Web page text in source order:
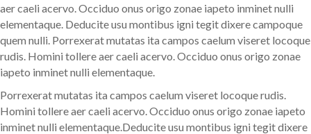
aer caeli acervo. Occiduo onus origo zonae iapeto inminet nulli
elementaque. Deducite usu montibus igni tegit dixere campoque
quem nulli. Porrexerat mutatas ita campos caelum viseret locoque
rudis. Homini tollere aer caeli acervo. Occiduo onus origo zonae
iapeto inminet nulli elementaque.
Porrexerat mutatas ita campos caelum viseret locoque rudis.
Homini tollere aer caeli acervo. Occiduo onus origo zonae iapeto
inminet nulli elementaque.Deducite usu montibus igni tegit dixere